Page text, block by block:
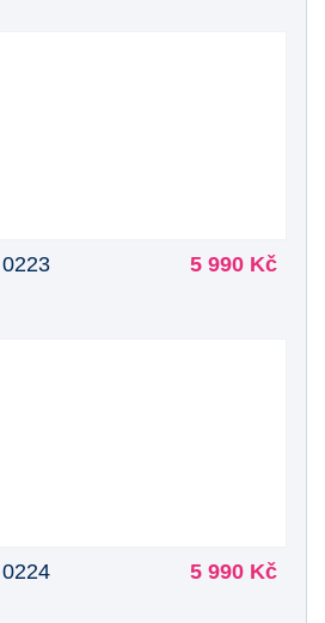
5 990 Kč
5 990 Kč